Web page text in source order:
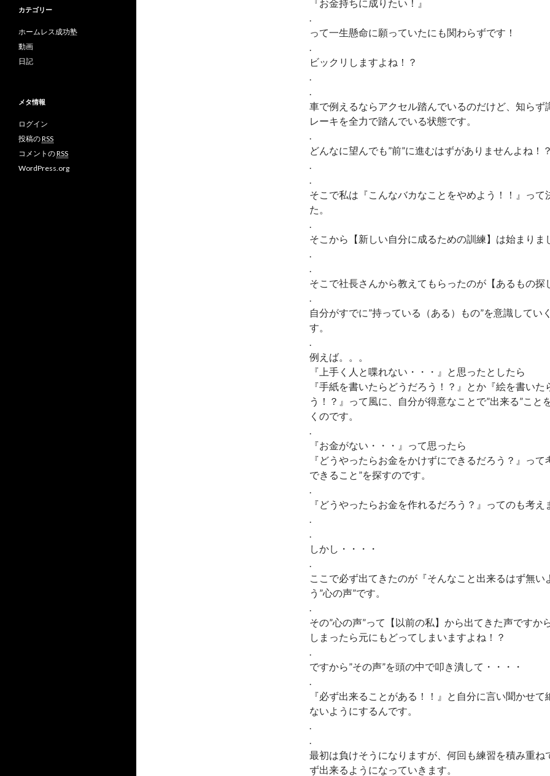
『お金持ちに成りたい！』
.
って一生懸命に願っていたにも関わらずです！
.
ビックリしますよね！？
.
.
車で例えるならアクセル踏んでいるのだけど、知らず
レーキを全力で踏んでいる状態です。
.
どんなに望んでも”前”に進むはずがありませんよね！
.
.
そこで私は『こんなバカなことをやめよう！！』って
た。
.
そこから【新しい自分に成るための訓練】は始まりま
.
.
そこで社長さんから教えてもらったのが【あるもの探
.
自分がすでに”持っている（ある）もの”を意識してい
す。
.
例えば。。。
『上手く人と喋れない・・・』と思ったとしたら
『手紙を書いたらどうだろう！？』とか『絵を書いた
う！？』って風に、自分が得意なことで”出来る”こと
くのです。
.
『お金がない・・・』って思ったら
『どうやったらお金をかけずにできるだろう？』って
できること”を探すのです。
.
『どうやったらお金を作れるだろう？』ってのも考え
.
.
しかし・・・・
.
ここで必ず出てきたのが『そんなこと出来るはず無い
う”心の声”です。
.
その”心の声”って【以前の私】から出てきた声ですか
しまったら元にもどってしまいますよね！？
.
ですから”その声”を頭の中で叩き潰して・・・・
.
『必ず出来ることがある！！』と自分に言い聞かせて
ないようにするんです。
.
.
最初は負けそうになりますが、何回も練習を積み重ね
ず出来るようになっていきます。
カテゴリー
ホームレス成功塾
動画
日記
メタ情報
ログイン
投稿のRSS
コメントのRSS
WordPress.org